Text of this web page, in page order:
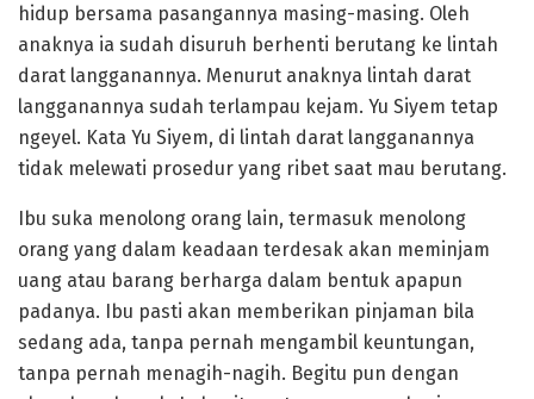
hidup bersama pasangannya masing-masing. Oleh
anaknya ia sudah disuruh berhenti berutang ke lintah
darat langganannya. Menurut anaknya lintah darat
langganannya sudah terlampau kejam. Yu Siyem tetap
ngeyel. Kata Yu Siyem, di lintah darat langganannya
tidak melewati prosedur yang ribet saat mau berutang.
Ibu suka menolong orang lain, termasuk menolong
orang yang dalam keadaan terdesak akan meminjam
uang atau barang berharga dalam bentuk apapun
padanya. Ibu pasti akan memberikan pinjaman bila
sedang ada, tanpa pernah mengambil keuntungan,
tanpa pernah menagih-nagih. Begitu pun dengan